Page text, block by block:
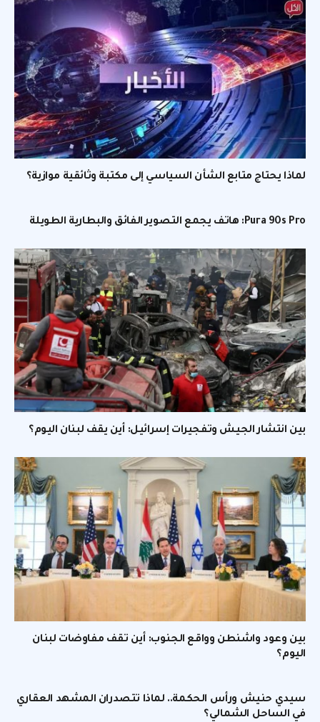
لماذا يحتاج متابع الشأن السياسي إلى مكتبة وثائقية موازية؟
Pura 90s Pro: هاتف يجمع التصوير الفائق والبطارية الطويلة
بين انتشار الجيش وتفجيرات إسرائيل: أين يقف لبنان اليوم؟
بين وعود واشنطن وواقع الجنوب: أين تقف مفاوضات لبنان
اليوم؟
سيدي حنيش ورأس الحكمة.. لماذا تتصدران المشهد العقاري
في الساحل الشمالي؟